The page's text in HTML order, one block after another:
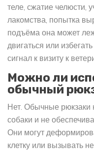
теле, сжатие челюсти,
лакомства, попытка
подъёма она может
двигаться или
сигнал к визиту к
Можно ли
обычный
Нет. Обычные рюкзаки
собаки и не
Они могут
клетку или вызывать